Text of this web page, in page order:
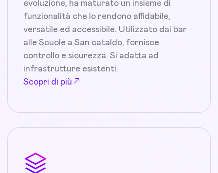
evoluzione, ha maturato un insieme di
funzionalità che lo rendono affidabile,
versatile ed accessibile. Utilizzato dai bar
alle Scuole a San cataldo, fornisce
controllo e sicurezza. Si adatta ad
infrastrutture esistenti.
Scopri di più